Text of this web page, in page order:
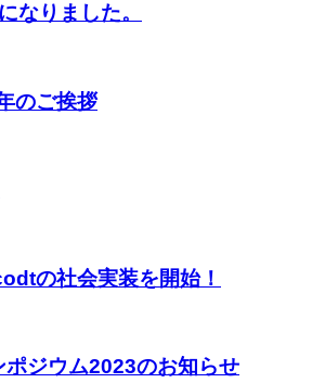
なりました。
のご挨拶
の社会実装を開始！
ジウム2023のお知らせ